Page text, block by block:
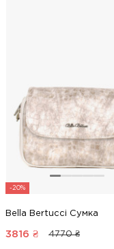
-20%
Bella Bertucci Сумка
3816 ₴ 4770 ₴